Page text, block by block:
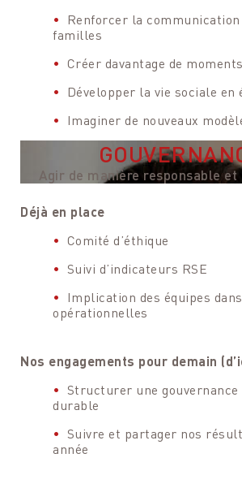
Renforcer la communication
familles
Créer davantage de
Développer la vie sociale
Imaginer de nouveaux
Agir de manière responsable et
Déjà en place
Comité d’éthique
Suivi d’indicateurs RSE
Implication des équipes
opérationnelles
Nos engagements pour demain
Structurer une gouvernance
durable
Suivre et partager nos
année